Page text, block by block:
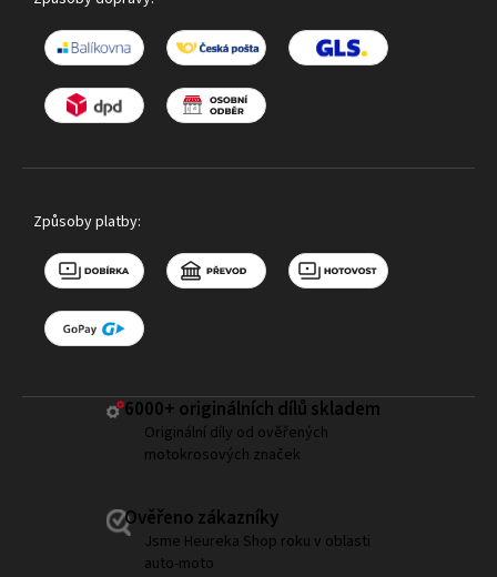
Způsoby platby:
6000+ ​originálních dílů skladem
Originální díly od ověřených
motokrosových značek
Ověřeno zákazníky
Jsme Heureka Shop roku v oblasti
auto-moto